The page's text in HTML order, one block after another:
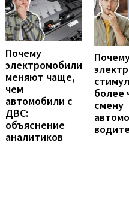
Почему
электромобили
меняют чаще,
чем
автомобили с
ДВС:
объяснение
аналитиков
более
смену